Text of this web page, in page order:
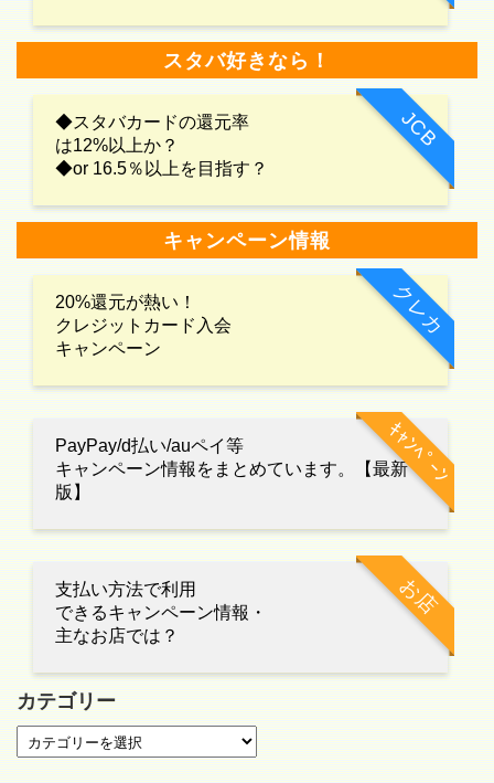
スタバ好きなら！
JCB
◆スタバカードの還元率
は12%以上か？
◆or 16.5％以上を目指す？
キャンペーン情報
クレカ
20%還元が熱い！
クレジットカード入会
キャンペーン
ｷｬﾝﾍﾟｰﾝ
PayPay/d払い/auペイ等
キャンペーン情報をまとめています。【最新
版】
お店
支払い方法で利用
できるキャンペーン情報・
主なお店では？
カテゴリー